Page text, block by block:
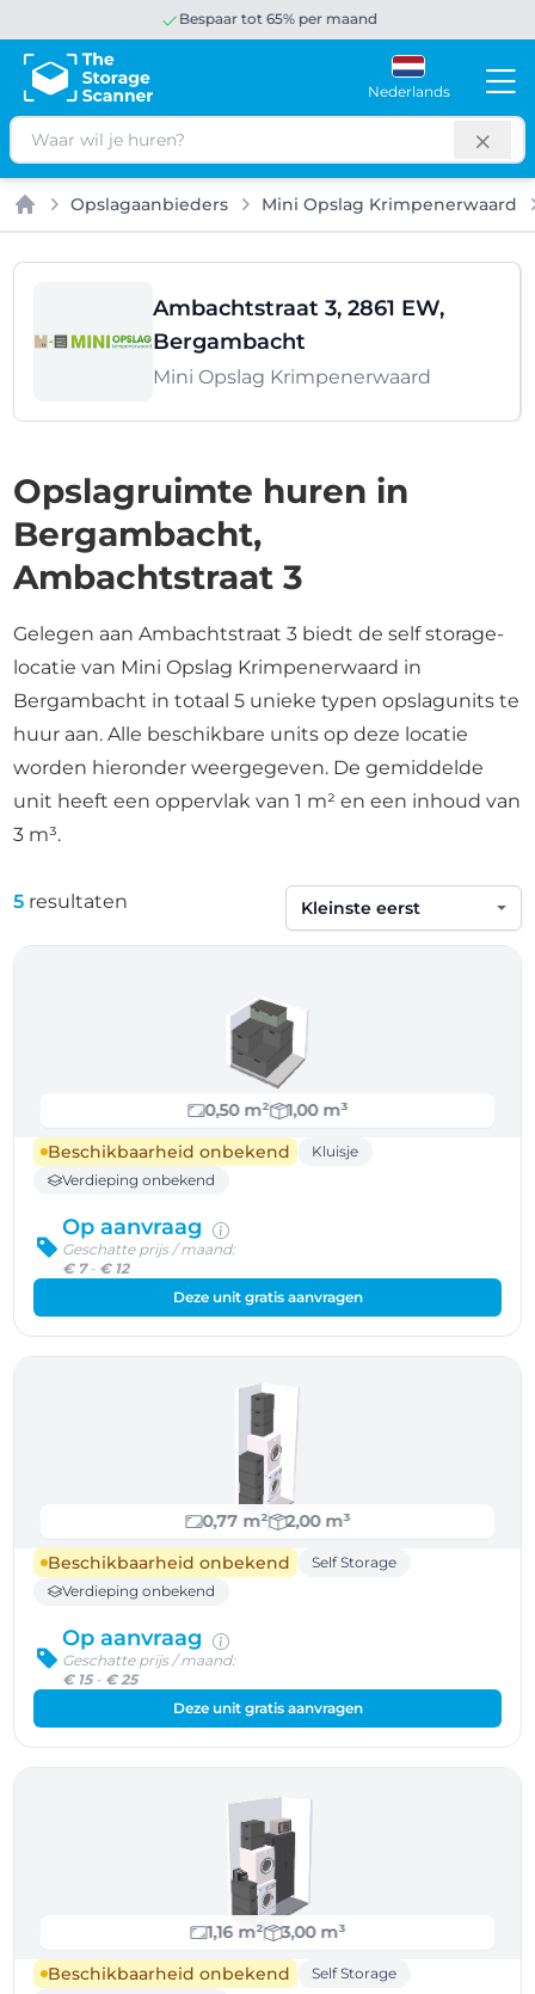
Bespaar tot 65% per maand
Nederlands
Zoeken
Home
Opslagaanbieders Mini Opslag Krimpenerwaard
Ambachtstraat 3, 2861 EW,
Bergambacht
Mini Opslag Krimpenerwaard
Opslagruimte huren in
Bergambacht,
Ambachtstraat 3
Gelegen aan Ambachtstraat 3 biedt de self storage-
locatie van Mini Opslag Krimpenerwaard in
Bergambacht in totaal 5 unieke typen opslagunits te
huur aan. Alle beschikbare units op deze locatie
worden hieronder weergegeven. De gemiddelde
unit heeft een oppervlak van 1 m² en een inhoud van
3 m³.
5 resultaten
Sorteren op
0,50 m²
1,00 m³
Beschikbaarheid onbekend
Kluisje
Verdieping onbekend
Op aanvraag
Geschatte prijs / maand:
€ 7- € 12
Deze unit gratis aanvragen
0,77 m²
2,00 m³
Beschikbaarheid onbekend
Self Storage
Verdieping onbekend
Op aanvraag
Geschatte prijs / maand:
€ 15- € 25
Deze unit gratis aanvragen
1,16 m²
3,00 m³
Beschikbaarheid onbekend
Self Storage